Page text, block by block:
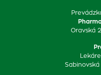
Oravská
Sabinovská